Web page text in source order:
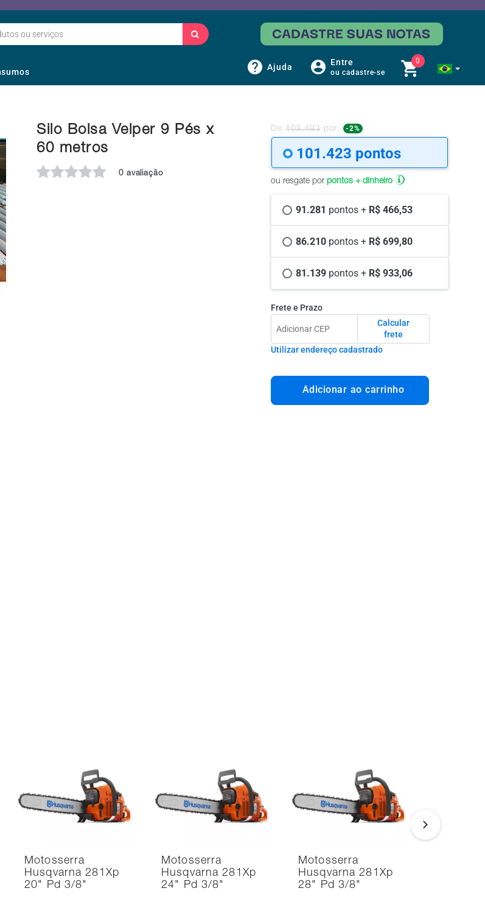
Ajuda Entre
ou cadastre-se
0
Silo Bolsa Velper 9 Pés x
60 metros
0 avaliação
De 103.493por: -2%
101.423 pontos
ou resgate por pontos + dinheiro
91.281 pontos + R$ 466,53
86.210 pontos + R$ 699,80
81.139 pontos + R$ 933,06
Frete e Prazo
Calcular
frete
Utilizar endereço cadastrado
Adicionar ao carrinho
Motosserra
Husqvarna 281Xp
20" Pd 3/8"
Motosserra
Husqvarna 281Xp
24" Pd 3/8"
Motosserra
Husqvarna 281Xp
28" Pd 3/8"